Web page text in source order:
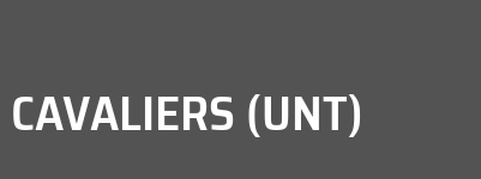
(UNT)